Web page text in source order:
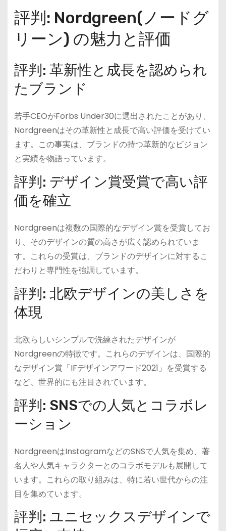
評判: Nordgreen(ノードグ
リーン) の魅力と評価
評判: 革新性と成長を認められ
たブランド
若手CEOがForbs Under30に選出されたことがあり、
Nordgreenはその革新性と成長で高い評価を受けてい
ます。この事実は、ブランドの持つ革新的なビジョン
と実績を物語っています。
評判: デザイン賞受賞で高い評
価を確立
Nordgreenは複数の国際的なデザイン賞を受賞してお
り、そのデザインの質の高さが広く認められていま
す。これらの受賞は、ブランドのデザインに対するこ
だわりと専門性を強調しています。
評判: 北欧デザインの美しさを
体現
北欧らしいシンプルで洗練されたデザインが
Nordgreenの特徴です。これらのデザインは、国際的
なデザイン賞「IFデザインアワード2021」を受賞する
など、世界的にも注目されています。
評判: SNSでの人気とコラボレ
ーション
NordgreenはInstagramなどのSNSで人気を集め、著
名人や人気キャラクターとのコラボモデルも展開して
います。これらの取り組みは、特に若い世代からの注
目を集めています。
評判: ユニセックスデザインで